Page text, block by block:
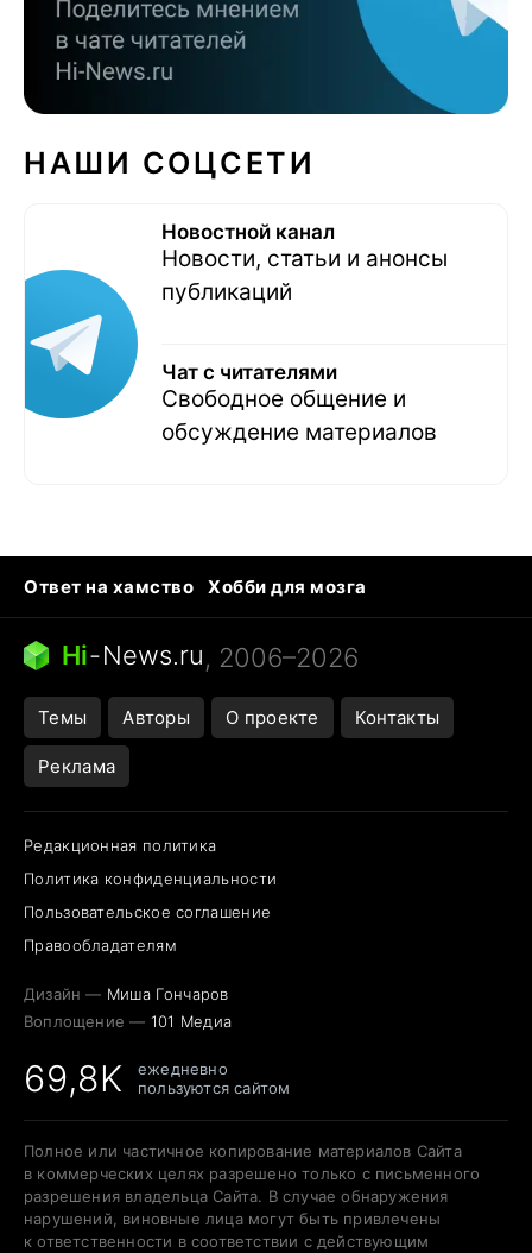
НАШИ СОЦСЕТИ
Новостной канал
Новости, статьи и анонсы
публикаций
Чат с читателями
Свободное общение и
обсуждение материалов
Ответ на хамство
Хобби для мозга
Бензин 100 и 95
Тунцы в океанариуме
Следующая пандемия
Hi-News.ru, 2006–2026
Темы Авторы О проекте Контакты
Реклама
Редакционная политика
Политика конфиденциальности
Пользовательское соглашение
Правообладателям
Дизайн — Миша Гончаров
Воплощение — 101 Медиа
69,8K
ежедневно
пользуются сайтом
Полное или частичное копирование материалов Сайта
в коммерческих целях разрешено только с письменного
разрешения владельца Сайта. В случае обнаружения
нарушений, виновные лица могут быть привлечены
к ответственности в соответствии с действующим